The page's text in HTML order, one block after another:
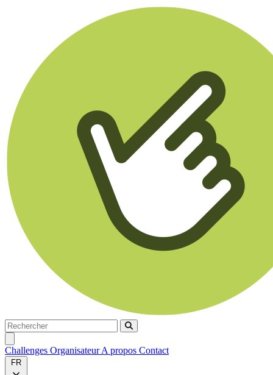
Rechercher
Rechercher
Challenges OrganisateurA propos Contact
FR